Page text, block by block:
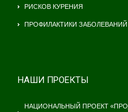
РИСКОВ КУРЕНИЯ
ПРОФИЛАКТИКИ ЗАБОЛЕВАНИЙ
НАШИ ПРОЕКТЫ
НАЦИОНАЛЬНЫЙ ПРОЕКТ